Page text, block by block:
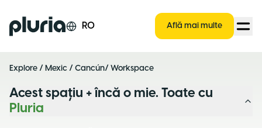
Logo Pluria RO Află mai multe
Explore / Mexic / Cancún/ Workspace
Acest spațiu + încă o mie. Toate cu
Pluria